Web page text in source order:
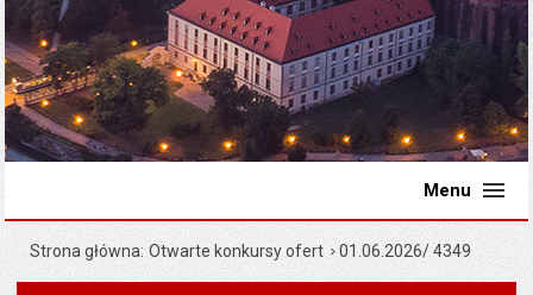
Menu
Strona główna Otwarte konkursy ofert 01.06.2026/ 4349